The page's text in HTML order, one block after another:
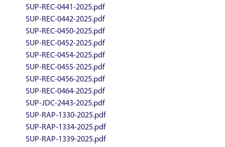
SUP-REC-0441-2025.pdf
SUP-REC-0442-2025.pdf
SUP-REC-0450-2025.pdf
SUP-REC-0452-2025.pdf
SUP-REC-0454-2025.pdf
SUP-REC-0455-2025.pdf
SUP-REC-0456-2025.pdf
SUP-REC-0464-2025.pdf
SUP-JDC-2443-2025.pdf
SUP-RAP-1330-2025.pdf
SUP-RAP-1334-2025.pdf
SUP-RAP-1339-2025.pdf